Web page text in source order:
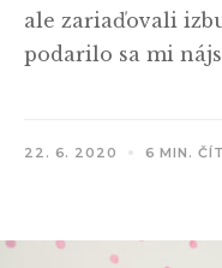
ale zariaďovali
podarilo sa mi
22. 6. 2020 6 MIN.